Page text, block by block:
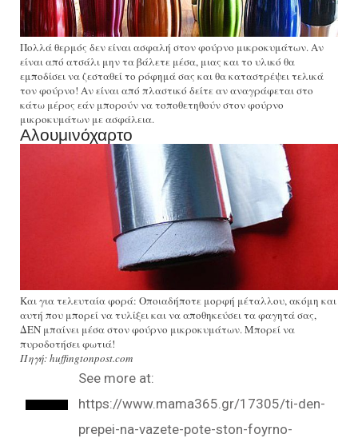
Πολλά θερμός δεν είναι ασφαλή στον φούρνο μικροκυμάτων. Αν
είναι από ατσάλι μην τα βάλετε μέσα, μιας και το υλικό θα
εμποδίσει να ζεσταθεί το ρόφημά σας και θα καταστρέψει τελικά
τον φούρνο! Αν είναι από πλαστικό δείτε αν αναγράφεται στο
κάτω μέρος εάν μπορούν να τοποθετηθούν στον φούρνο
μικροκυμάτων με ασφάλεια.
Αλουμινόχαρτο
Και για τελευταία φορά: Οποιαδήποτε μορφή μέταλλου, ακόμη και
αυτή που μπορεί να τυλίξει και να αποθηκεύσει τα φαγητά σας,
ΔΕΝ μπαίνει μέσα στον φούρνο μικροκυμάτων. Μπορεί να
πυροδοτήσει φωτιά!
Πηγή: huffingtonpost.com
–
See more at:
https://www.mama365.gr/17305/ti-den-
prepei-na-vazete-pote-ston-foyrno-